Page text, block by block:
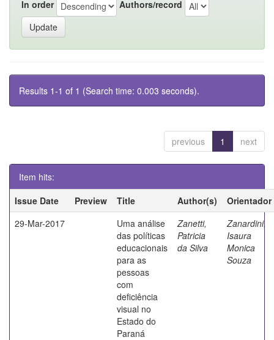
In order Authors/record
Results 1-1 of 1 (Search time: 0.003 seconds).
previous 1 next
Item hits:
Issue Date
Preview Title Author(s)
Orientador
29-Mar-2017
Uma análise
das políticas
educacionais
para as
pessoas
com
deficiência
visual no
Estado do
Paraná
Zanetti,
Patricia
da Silva
Zanardini,
Isaura
Monica
Souza